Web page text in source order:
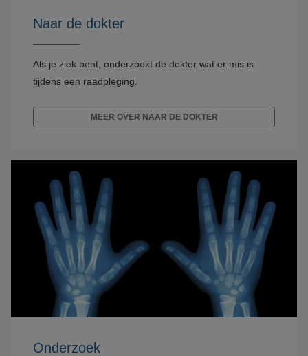
Naar de dokter
Als je ziek bent, onderzoekt de dokter wat er mis is
tijdens een raadpleging.
MEER OVER NAAR DE DOKTER
Onderzoek